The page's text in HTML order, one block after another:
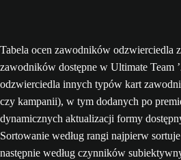
Tabela ocen zawodników odzwierciedla
zawodników dostępne w Ultimate Team
odzwierciedla innych typów kart
czy kampanii), w tym dodanych po
dynamicznych aktualizacji formy
Sortowanie według rangi najpierw
następnie według czynników